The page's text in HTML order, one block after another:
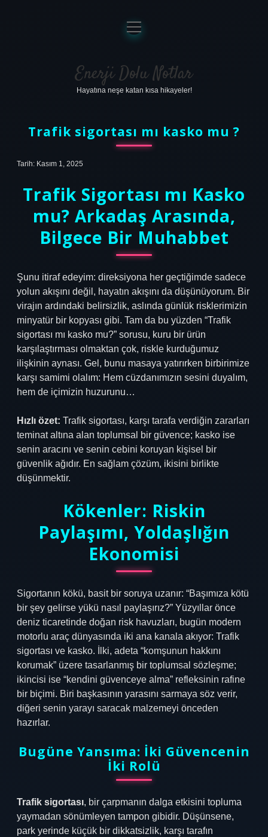
Anasayfa
Gizlilik Politikası
Yasal Uyarı
menüyü
aç
Enerji Dolu Notlar
Hayatına neşe katan kısa hikayeler!
Trafik sigortası mı kasko mu ?
Tarih: Kasım 1, 2025
Trafik Sigortası mı Kasko
mu? Arkadaş Arasında,
Bilgece Bir Muhabbet
Şunu itiraf edeyim: direksiyona her geçtiğimde sadece
yolun akışını değil, hayatın akışını da düşünüyorum. Bir
virajın ardındaki belirsizlik, aslında günlük risklerimizin
minyatür bir kopyası gibi. Tam da bu yüzden “Trafik
sigortası mı kasko mu?” sorusu, kuru bir ürün
karşılaştırması olmaktan çok, riskle kurduğumuz
ilişkinin aynası. Gel, bunu masaya yatırırken birbirimize
karşı samimi olalım: Hem cüzdanımızın sesini duyalım,
hem de içimizin huzurunu…
Hızlı özet: Trafik sigortası, karşı tarafa verdiğin zararları
teminat altına alan toplumsal bir güvence; kasko ise
senin aracını ve senin cebini koruyan kişisel bir
güvenlik ağıdır. En sağlam çözüm, ikisini birlikte
düşünmektir.
Kökenler: Riskin
Paylaşımı, Yoldaşlığın
Ekonomisi
Sigortanın kökü, basit bir soruya uzanır: “Başımıza kötü
bir şey gelirse yükü nasıl paylaşırız?” Yüzyıllar önce
deniz ticaretinde doğan risk havuzları, bugün modern
motorlu araç dünyasında iki ana kanala akıyor: Trafik
sigortası ve kasko. İlki, adeta “komşunun hakkını
korumak” üzere tasarlanmış bir toplumsal sözleşme;
ikincisi ise “kendini güvenceye alma” refleksinin rafine
bir biçimi. Biri başkasının yarasını sarmaya söz verir,
diğeri senin yarayı saracak malzemeyi önceden
hazırlar.
Bugüne Yansıma: İki Güvencenin
İki Rolü
Trafik sigortası, bir çarpmanın dalga etkisini topluma
yaymadan sönümleyen tampon gibidir. Düşünsene,
park yerinde küçük bir dikkatsizlik, karşı tarafın